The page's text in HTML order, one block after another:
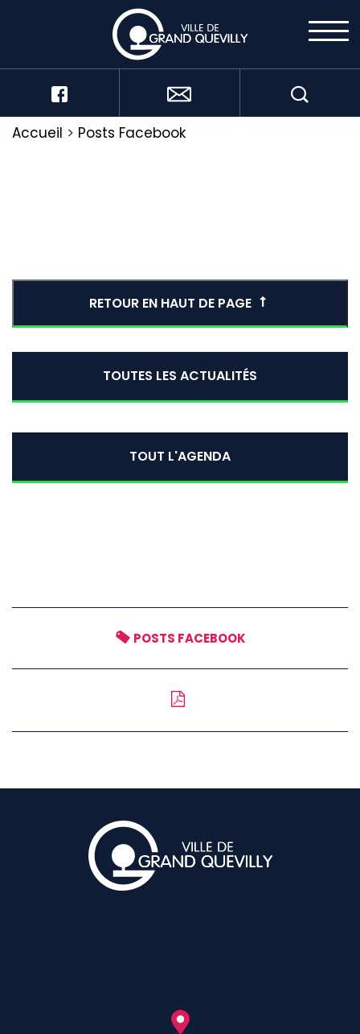
Accueil > Posts Facebook
RETOUR EN HAUT DE PAGE
TOUTES LES ACTUALITÉS
TOUT L'AGENDA
POSTS FACEBOOK